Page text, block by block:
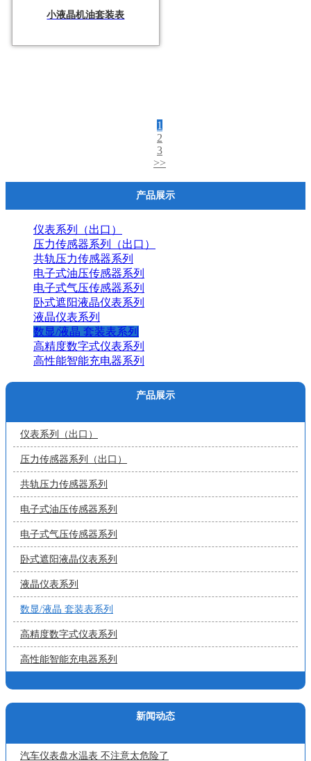
小液晶机油套装表
1
2
3
>>
产品展示
仪表系列（出口）
压力传感器系列（出口）
共轨压力传感器系列
电子式油压传感器系列
电子式气压传感器系列
卧式遮阳液晶仪表系列
液晶仪表系列
数显/液晶 套装表系列
高精度数字式仪表系列
高性能智能充电器系列
产品展示
仪表系列（出口）
压力传感器系列（出口）
共轨压力传感器系列
电子式油压传感器系列
电子式气压传感器系列
卧式遮阳液晶仪表系列
液晶仪表系列
数显/液晶 套装表系列
高精度数字式仪表系列
高性能智能充电器系列
新闻动态
汽车仪表盘水温表 不注意太危险了